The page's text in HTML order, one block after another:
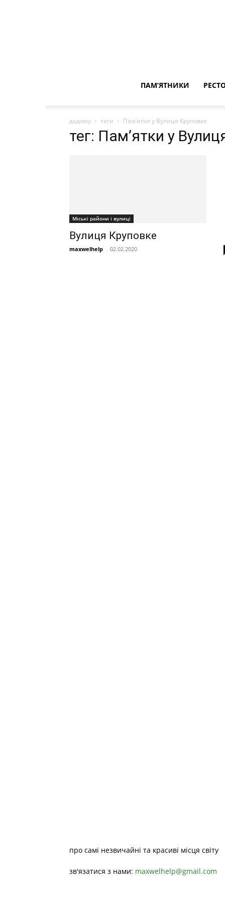
ПАМ’ЯТНИКИ
додому теги Пам’ятки у Вулиця Круповке
тег: Пам’ятки у
Міські райони і вулиці
Вулиця Круповке
maxwelhelp - 02.02.2020
про самі незвичайні та красиві місця світу
зв'язатися з нами: maxwelhelp@gmail.com